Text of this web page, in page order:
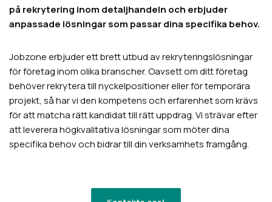
på rekrytering inom detaljhandeln och erbjuder
anpassade lösningar som passar dina specifika behov.
Jobzone erbjuder ett brett utbud av rekryteringslösningar
för företag inom olika branscher. Oavsett om ditt företag
behöver rekrytera till nyckelpositioner eller för temporära
projekt, så har vi den kompetens och erfarenhet som krävs
för att matcha rätt kandidat till rätt uppdrag. Vi strävar efter
att leverera högkvalitativa lösningar som möter dina
specifika behov och bidrar till din verksamhets framgång.